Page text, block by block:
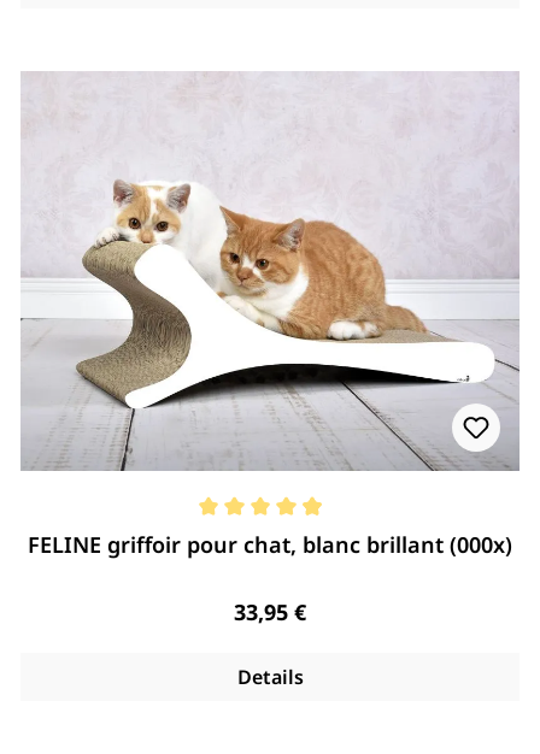
Note moyenne de 4.96 de 5 étoiles
FELINE griffoir pour chat, blanc brillant (000x)
Regulärer Preis:
33,95 €
Details